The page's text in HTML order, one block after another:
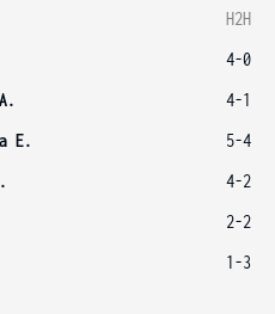
H2H
4-0
4-1
E.
5-4
4-2
2-2
1-3